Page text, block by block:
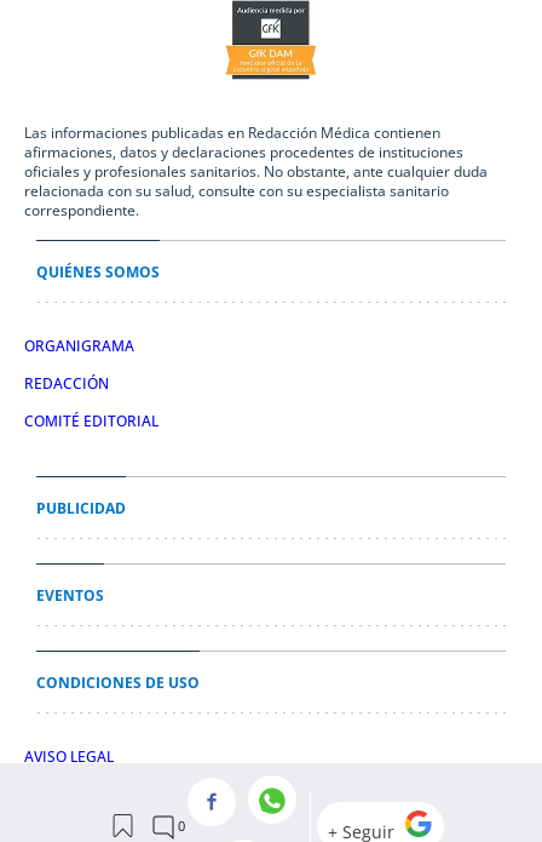
Las informaciones publicadas en Redacción Médica contienen
afirmaciones, datos y declaraciones procedentes de instituciones
oficiales y profesionales sanitarios. No obstante, ante cualquier duda
relacionada con su salud, consulte con su especialista sanitario
correspondiente.
QUIÉNES SOMOS
ORGANIGRAMA
REDACCIÓN
COMITÉ EDITORIAL
PUBLICIDAD
EVENTOS
CONDICIONES DE USO
AVISO LEGAL
POLÍTICA DE COOKIES